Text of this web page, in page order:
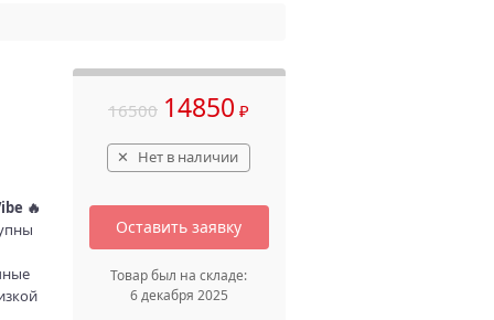
🔥
16500 14850 ₽
Нет в наличии
Оставить заявку
Товар был на складе:
6 декабря 2025